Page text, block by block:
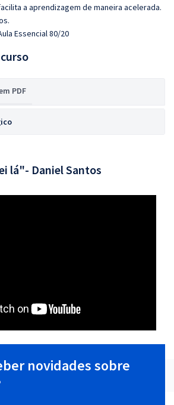
a aprendizagem de maneira acelerada.
Essencial 80/20
PDF
lá"- Daniel Santos
novidades sobre